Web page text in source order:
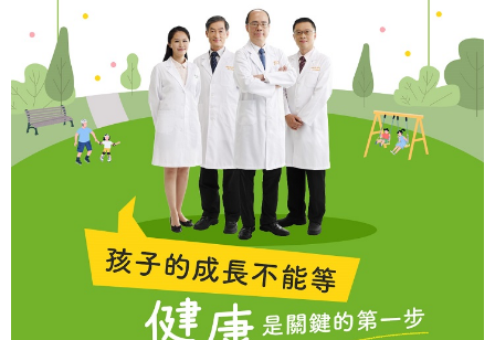
資料（包含姓名、電話或地址）提供予台灣大哥大進項蒐集、處理及利用，
由本公司與您本人進行分期帳單所需資料之確認、核對及更正。
3.完整用戶服務條款，請詳閱以下連結：https://oppay.tw/userRule
※ 交易是否成功請以「AFTEE先享後付 」之結帳頁面顯示為準，若有關於
是否繳費成功／繳費後需取消欲退款等相關疑問，請聯繫「AFTEE先享後付
客戶支援中心」
https://netprotections.freshdesk.com/support/home
【注意事項】
１．透過由恩沛科技股份有限公司提供之「AFTEE先享後付」服務完成之交
易，需依本服務之必要範圍內提供個人資料，並將交易相關給付款項請求債
權轉讓予恩沛科技股份有限公司。
２．關於個人資料處理事宜，請瀏覽以下網址：
https://aftee.tw/terms/#terms3
３．未成年的使用者請事先徵得法定代理人或監護人之同意方可使用
「AFTEE先享後付」，若未經同意申辦者引起之損失，本公司不負相關責
４．使用「AFTEE先享後付」時，將依據個別帳號之用戶狀況，依本公司即
時審查核予不同之上限額度；若仍有額度不足之情形，本公司將視審查結果
請求用戶進行身份認證。
５．嚴禁一人註冊多個帳號或使用他人資訊註冊。若發現惡意使用之情形，
每筆NT$90，滿NT$1,000(含以上)免運費
萊爾富取貨付款
每筆NT$90，滿NT$1,000(含以上)免運費
付款後萊爾富取貨
每筆NT$90，滿NT$1,000(含以上)免運費
每筆NT$90，滿NT$1,000(含以上)免運費
付款後7-11取貨
每筆NT$90，滿NT$1,000(含以上)免運費